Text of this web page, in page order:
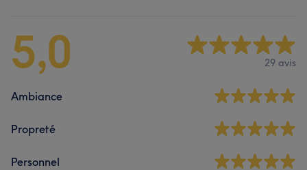
5,0 29 avis
Ambiance
Propreté
Personnel